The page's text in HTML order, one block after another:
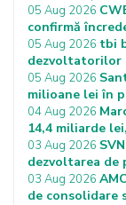
05 Aug 2026
confirmă
05 Aug 2026 tbi
dezvoltatorilor
05 Aug 2026
milioane lei în
04 Aug 2026
14,4 miliarde
03 Aug 2026
dezvoltarea de
03 Aug 2026
de consolidare